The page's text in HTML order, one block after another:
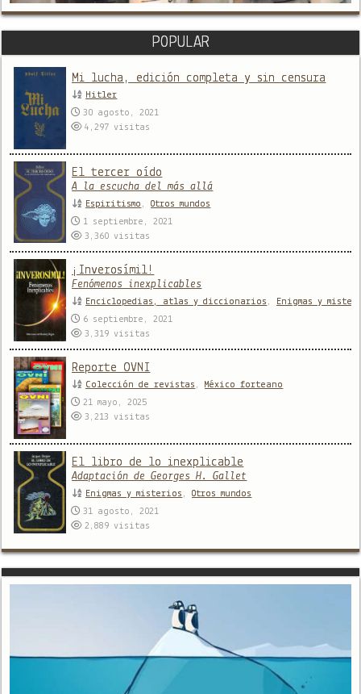
POPULAR
Mi lucha, edición completa y sin censura
Hitler
30 agosto, 2021
4,297visitas
El tercer oído
A la escucha del más allá
Espiritismo ,Otros mundos
1 septiembre, 2021
3,360visitas
¡Inverosímil!
Fenómenos inexplicables
Enciclopedias, atlas y diccionarios ,
Enigmas y
6 septiembre, 2021
3,319visitas
Reporte OVNI
Colección de revistas , México forteano
21 mayo, 2025
3,213visitas
El libro de lo inexplicable
Adaptación de Georges H. Gallet
Enigmas y misterios ,Otros mundos
31 agosto, 2021
2,889visitas